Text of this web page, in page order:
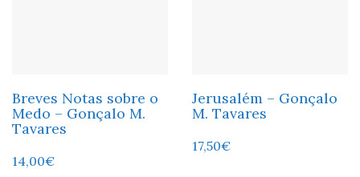
Breves Notas sobre o
Medo – Gonçalo M.
Tavares
14,00€
Jerusalém – Gonçalo
M. Tavares
17,50€